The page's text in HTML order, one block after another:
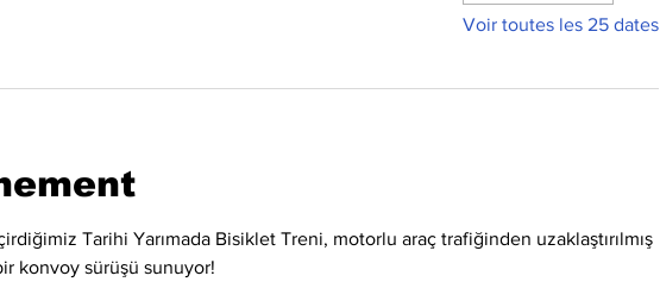
Voir toutes les 25 dates
Tarihi Yarımada Bisiklet Treni, motorlu araç trafiğinden uzaklaştırılmış
konvoy sürüşü sunuyor!